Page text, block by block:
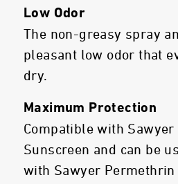
Low Odor
The non-greasy spray
pleasant low odor that
dry.
Maximum Protection
Compatible with Sawyer
Sunscreen and can be
with Sawyer